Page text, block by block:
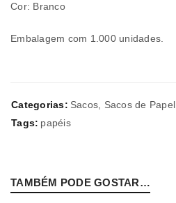
Cor: Branco
Embalagem com 1.000 unidades.
Categorias: Sacos, Sacos de Papel
Tags: papéis
TAMBÉM PODE GOSTAR…